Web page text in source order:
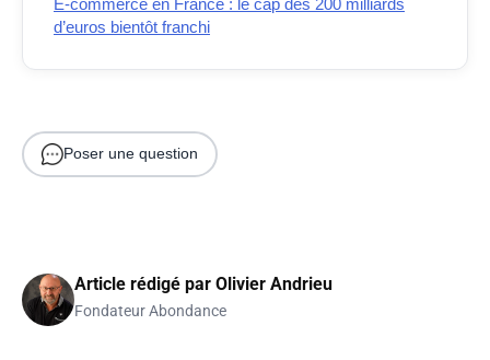
E-commerce en France : le cap des 200 milliards
d’euros bientôt franchi
Poser une question
Article rédigé par Olivier Andrieu
Fondateur Abondance